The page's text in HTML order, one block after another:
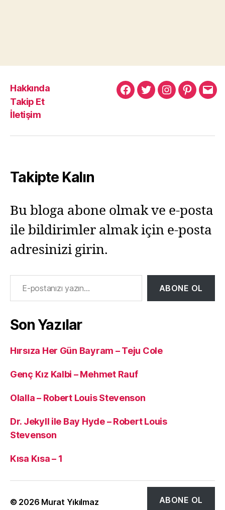
Hakkında
Takip Et
İletişim
MuratMuratMuratPinterest
Takipte Kalın
Bu bloga abone olmak ve e-posta
ile bildirimler almak için e-posta
adresinizi girin.
E-postanızı yazın…
ABONE OL
Son Yazılar
Hırsıza Her Gün Bayram – Teju Cole
Genç Kız Kalbi – Mehmet Rauf
Olalla – Robert Louis Stevenson
Dr. Jekyll ile Bay Hyde – Robert Louis
Stevenson
Kısa Kısa – 1
© 2026 Murat Yıkılmaz Yukarı
ABONE OL